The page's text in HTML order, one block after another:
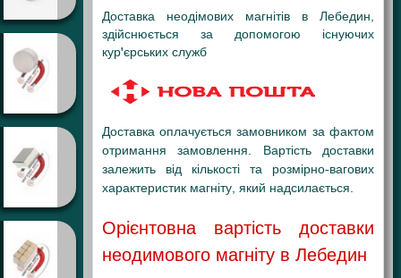
Доставка неодімових магнітів в Лебедин,
здійснюється за допомогою існуючих
кур'єрських служб
Доставка оплачується замовником за фактом
отримання замовлення. Вартість доставки
залежить від кількості та розмірно-вагових
характеристик магніту, який надсилається.
Орієнтовна вартість доставки
неодимового магніту в Лебедин